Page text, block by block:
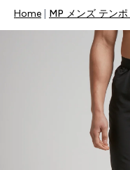
Home MP メンズ テン